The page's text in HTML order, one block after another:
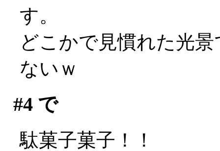
す。
どこかで見慣れた光
ないｗ
#4で
駄菓子菓子！！